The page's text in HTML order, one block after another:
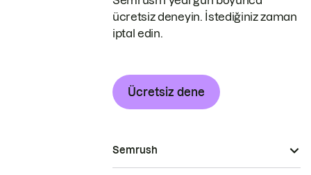
ücretsiz deneyin. İstediğiniz zaman
iptal edin.
Ücretsiz dene
Semrush